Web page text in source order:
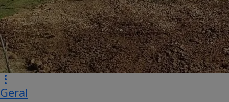
Geral